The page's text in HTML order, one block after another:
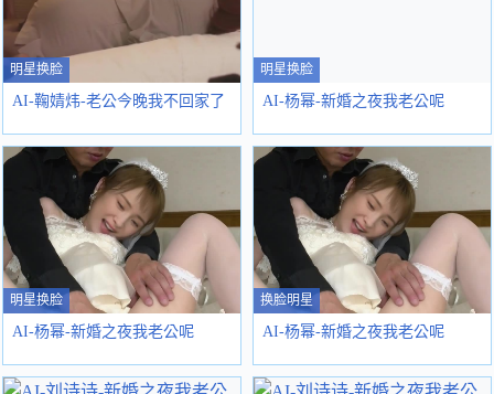
明星换脸
AI-鞠婧炜-老公今晚我不回家了
明星换脸
AI-杨幂-新婚之夜我老公呢
明星换脸
AI-杨幂-新婚之夜我老公呢
换脸明星
AI-杨幂-新婚之夜我老公呢